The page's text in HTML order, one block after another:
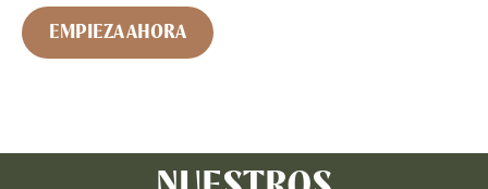
EMPIEZA AHORA